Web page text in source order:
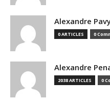
Alexandre
0 ARTICLES 0
Alexandre
2038 ARTICLES 0